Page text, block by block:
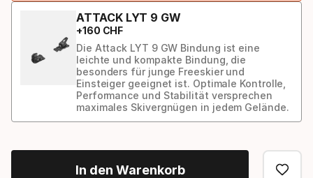
ATTACK LYT 9 GW
+160 CHF
Die Attack LYT 9 GW Bindung ist eine
leichte und kompakte Bindung, die
besonders für junge Freeskier und
Einsteiger geeignet ist. Optimale Kontrolle,
Performance und Stabilität versprechen
maximales Skivergnügen in jedem Gelände.
Option
In den Warenkorb